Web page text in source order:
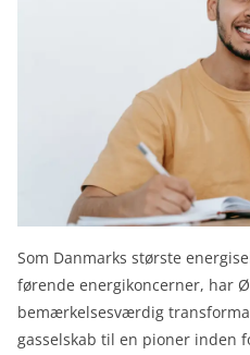
Som Danmarks største
førende energikoncerner, har
bemærkelsesværdig
gasselskab til en pioner inden